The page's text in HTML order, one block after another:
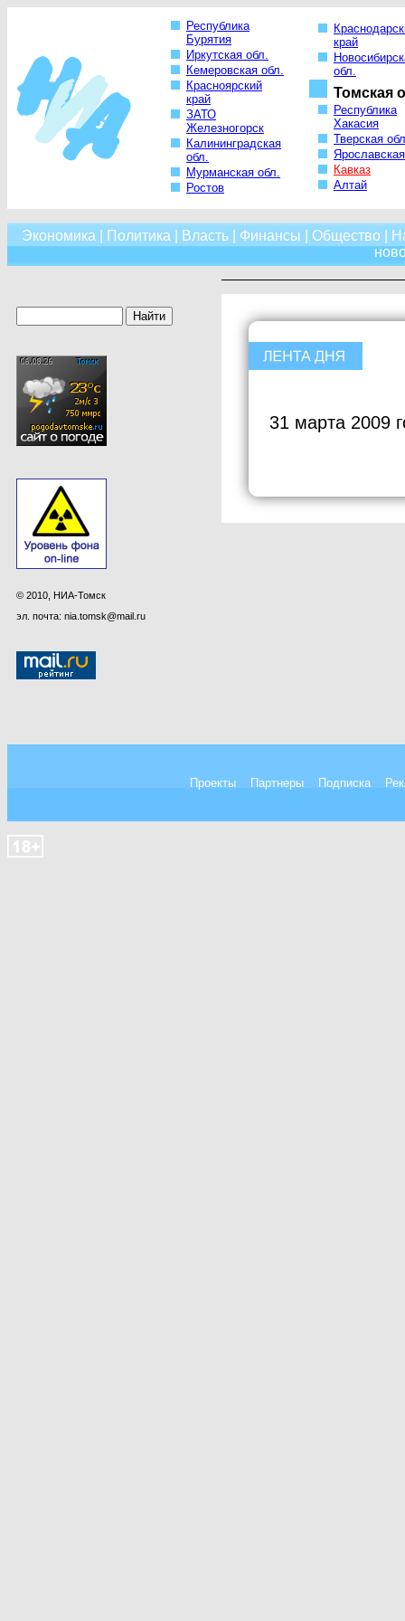
Республика
Бурятия
Иркутская обл.
Кемеровская обл.
Красноярский
край
ЗАТО
Железногорск
Калининградская
обл.
Мурманская обл.
Ростов
край
обл.
Томская
Республика
Хакасия
Тверская
Кавказ
Алтай
Экономика Политика Власть| Финансы Общество
© 2010, НИА-Томск
эл. почта: nia.tomsk@mail.ru
31 марта 2009
Проекты Партнеры Подписка